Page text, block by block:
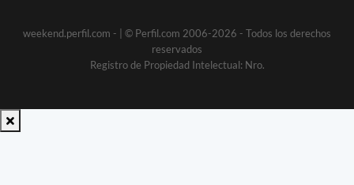
weekend.perfil.com -
| © Perfil.com 2006-2026 - Todos los derechos
reservados
Registro de Propiedad Intelectual: Nro.